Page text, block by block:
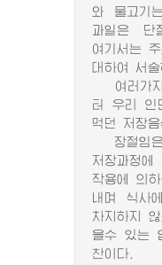
와 물고기
과일은 단
여기서는
대하여 서술
여러가지
터 우리 인
먹던 저장음
장절임은
저장과정
작용에 의
내며 식사
차지하지
을수 있는
찬이다.